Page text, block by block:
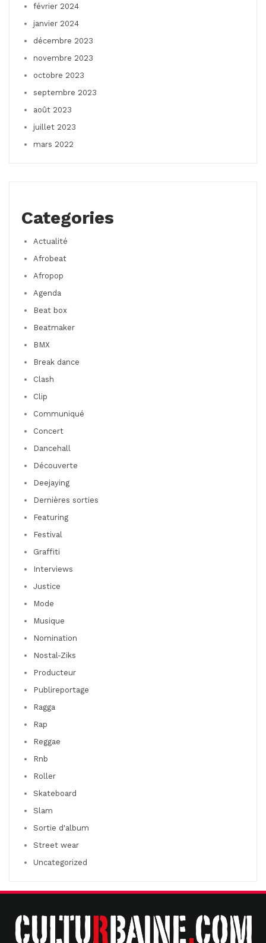
février 2024
janvier 2024
décembre 2023
novembre 2023
octobre 2023
septembre 2023
août 2023
juillet 2023
mars 2022
Categories
Actualité
Afrobeat
Afropop
Agenda
Beat box
Beatmaker
BMX
Break dance
Clash
Clip
Communiqué
Concert
Dancehall
Découverte
Deejaying
Dernières sorties
Featuring
Festival
Graffiti
Interviews
Justice
Mode
Musique
Nomination
Nostal-Ziks
Producteur
Publireportage
Ragga
Rap
Reggae
Rnb
Roller
Skateboard
Slam
Sortie d'album
Street wear
Uncategorized